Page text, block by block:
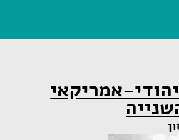
אמריקאי